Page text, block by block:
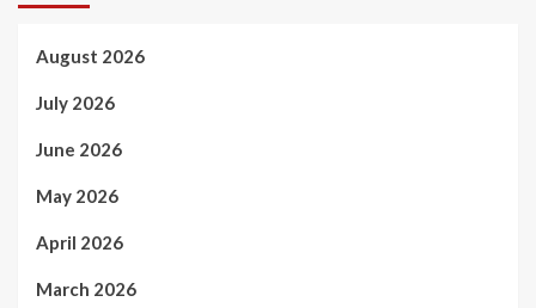
August 2026
July 2026
June 2026
May 2026
April 2026
March 2026